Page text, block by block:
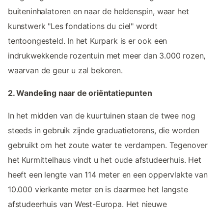
buiteninhalatoren en naar de heldenspin, waar het
kunstwerk "Les fondations du ciel" wordt
tentoongesteld. In het Kurpark is er ook een
indrukwekkende rozentuin met meer dan 3.000 rozen,
waarvan de geur u zal bekoren.
2. Wandeling naar de oriëntatiepunten
In het midden van de kuurtuinen staan de twee nog
steeds in gebruik zijnde graduatietorens, die worden
gebruikt om het zoute water te verdampen. Tegenover
het Kurmittelhaus vindt u het oude afstudeerhuis. Het
heeft een lengte van 114 meter en een oppervlakte van
10.000 vierkante meter en is daarmee het langste
afstudeerhuis van West-Europa. Het nieuwe